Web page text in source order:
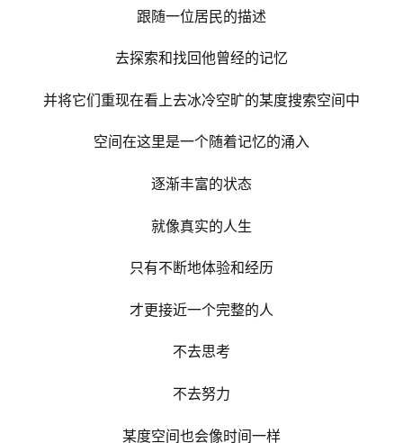
跟随一位居民的描述
去探索和找回他曾经的记忆
并将它们重现在看上去冰冷空旷的某度搜索空间中
空间在这里是一个随着记忆的涌入
逐渐丰富的状态
就像真实的人生
只有不断地体验和经历
才更接近一个完整的人
不去思考
不去努力
某度空间也会像时间一样